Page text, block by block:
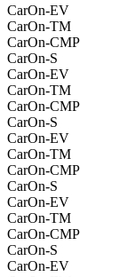
CarOn-EV
CarOn-TM
CarOn-CMP
CarOn-S
CarOn-EV
CarOn-TM
CarOn-CMP
CarOn-S
CarOn-EV
CarOn-TM
CarOn-CMP
CarOn-S
CarOn-EV
CarOn-TM
CarOn-CMP
CarOn-S
CarOn-EV